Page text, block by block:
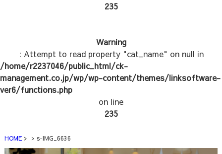
235
Warning
: Attempt to read property "cat_name" on null in
/home/r2237046/public_html/ck-
management.co.jp/wp/wp-content/themes/linksoftware-
ver6/functions.php
on line
235
HOME s-IMG_6636